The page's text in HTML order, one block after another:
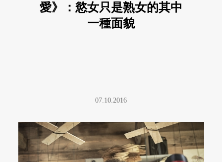
愛》：慾女只是熟女的其中
一種面貌
07.10.2016